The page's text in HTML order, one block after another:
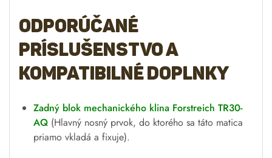
Odporúčané
príslušenstvo a
kompatibilné doplnky
Zadný blok mechanického klina Forstreich TR30-
AQ (Hlavný nosný prvok, do ktorého sa táto matica
priamo vkladá a fixuje).